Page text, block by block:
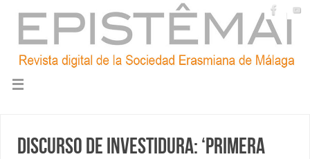
Discurso de investidura: ‘Primera